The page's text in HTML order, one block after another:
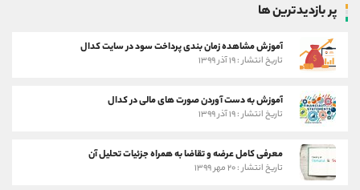
پر بازدیدترین ها
آموزش مشاهده زمان بندی پرداخت سود در سایت کدال
تاریخ انتشار : ۱۹ آذر ۱۳۹۹
آموزش به دست آوردن صورت های مالی در کدال
تاریخ انتشار : ۱۹ آذر ۱۳۹۹
معرفی کامل عرضه و تقاضا به همراه جزئیات تحلیل آن
تاریخ انتشار : ۲۰ مهر ۱۳۹۹